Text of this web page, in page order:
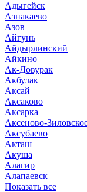
Адыгейск
Азнакаево
Азов
Айгунь
Айдырлинский
Айкино
Ак-Довурак
Акбулак
Аксай
Аксаково
Аксарка
Аксеново-
Аксубаево
Акташ
Акуша
Алагир
Алапаевск
Показать все